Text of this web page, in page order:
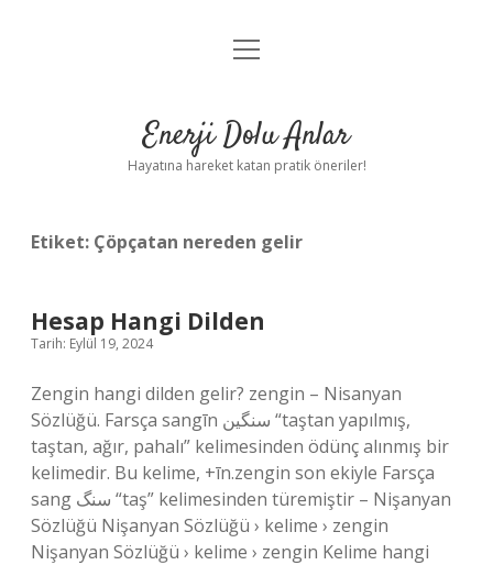
Anasayfa
Yasal Uyarı
menüyü
Enerji Dolu Anlar
Hayatına hareket katan pratik öneriler!
Etiket: Çöpçatan nereden gelir
Hesap Hangi Dilden
Tarih: Eylül 19, 2024
Zengin hangi dilden gelir? zengin – Nisanyan
Sözlüğü. Farsça sangīn سنگین “taştan yapılmış,
taştan, ağır, pahalı” kelimesinden ödünç alınmış bir
kelimedir. Bu kelime, +īn.zengin son ekiyle Farsça
sang سنگ “taş” kelimesinden türemiştir – Nişanyan
Sözlüğü Nişanyan Sözlüğü › kelime › zengin
Nişanyan Sözlüğü › kelime › zengin Kelime hangi